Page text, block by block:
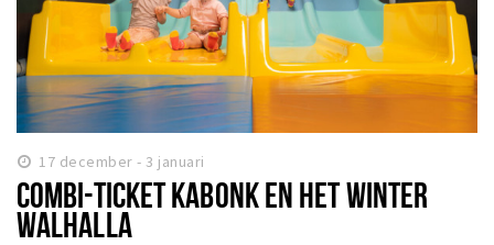
17 december - 3 januari
COMBI-TICKET KABONK EN HET WINTER
WALHALLA